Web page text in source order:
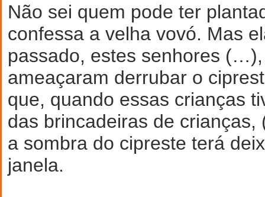
Não sei quem pode ter
confessa a velha vovó. Mas
passado, estes senhores
ameaçaram derrubar o
que, quando essas crianças
das brincadeiras de
a sombra do cipreste terá
janela.